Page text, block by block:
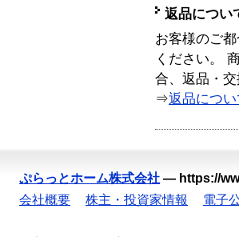
返品につい
お客様のご
ください。
合、返品・
⇒返品につ
ぷらっとホーム株式会社 — https://
会社概要
株主・投資家情報 電子